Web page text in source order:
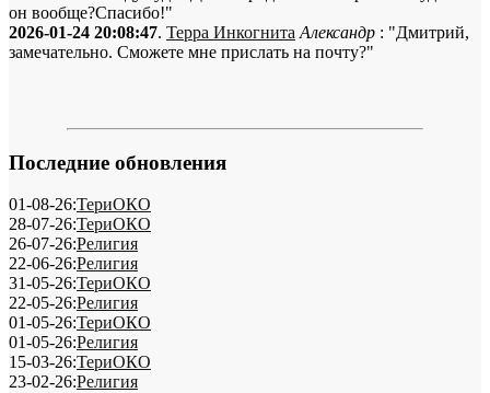
он вообще?Спасибо!"
2026-01-24 20:08:47. Терра Инкогнита Александр : "Дмитрий,
замечательно. Сможете мне прислать на почту?"
Последние обновления
01-08-26:ТериОКО
28-07-26:ТериОКО
26-07-26:Религия
22-06-26:Религия
31-05-26:ТериОКО
22-05-26:Религия
01-05-26:ТериОКО
01-05-26:Религия
15-03-26:ТериОКО
23-02-26:Религия